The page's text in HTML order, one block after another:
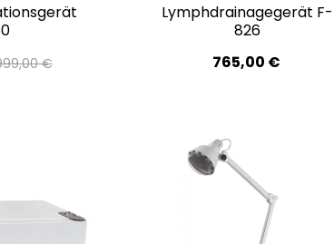
€
Lymphdrainagegerät F-
826
765,00 €